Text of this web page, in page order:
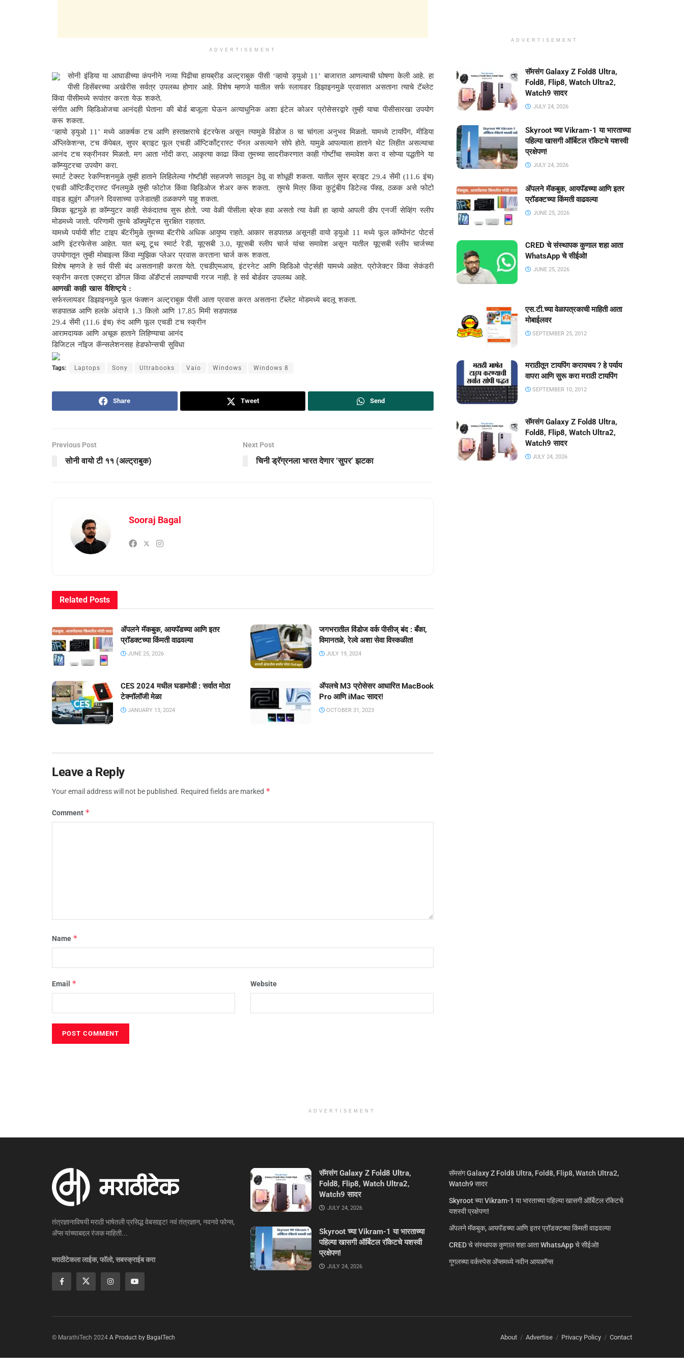
ADVERTISEMENT
सोनी इंडिया या आघाडीच्या कंपनीने नव्या पिढीचा हायब्रीड अल्ट्राबुक पीसी ‘व्हायो ड्युओ 11’ बाजारात आणल्याची घोषणा केली आहे. हा
पीसी डिसेंबरच्या अखेरीस सर्वत्र उपलब्ध होणार आहे. विशेष म्हणजे यातील सर्फ स्लायडर डिझाइनमुळे प्रवासात असताना त्याचे टॅब्लेट
किंवा पीसीमध्ये रूपांतर करता येऊ शकते.
संगीत आणि व्हिडिओजचा आनंदही घेताना की बोर्ड बाजूला घेऊन अत्याधुनिक अशा इंटेल कोअर प्रोसेसरद्वारे तुम्ही याचा पीसीसारखा उपयोग
करू शकता.
‘व्हायो ड्युओ 11’ मध्ये आकर्षक टच आणि हस्ताक्षराचे इंटरफेस असून त्यामुळे विंडोज 8 चा चांगला अनुभव मिळतो. यामध्ये टायपिंग, मीडिया
अ‍ॅप्लिकेशन्स, टच कॅपेबल, सुपर ब्राइट फूल एचडी ऑप्टिकाँट्रास्ट पॅनल असल्याने सोपे होते. यामुळे आपल्याला हाताने थेट लिहीत असल्याचा
आनंद टच स्क्रीनवर मिळतो. मग आता नोंदी करा, आकृत्या काढा किंवा तुमच्या सादरीकरणात काही गोष्टींचा समावेश करा व सोप्या पद्धतीने या
कॉम्प्युटरचा उपयोग करा.
स्मार्ट टेक्स्ट रेकग्निशनमुळे तुम्ही हाताने लिहिलेल्या गोष्टीही सहजपणे साठवून ठेवू वा शोधूही शकता. यातील सुपर ब्राइट 29.4 सेंमी (11.6 इंच)
एचडी ऑप्टिकॅँट्रास्ट पॅनलमुळे तुम्ही फोटोज किंवा व्हिडिओज शेअर करू शकता. तुमचे मित्र किंवा कुटुंबीय डिटेल्ड पॅक्ड, ठळक असे फोटो
वाइड ह्युइंग अँगलने दिवसाच्या उजेडातही ठळकपणे पाहू शकता.
क्विक बूटमुळे हा कॉम्प्युटर काही सेकंदातच सुरू होतो. ज्या वेळी पीसीला ब्रेक हवा असतो त्या वेळी हा व्हायो आपली डीप एनर्जी सेव्हिंग स्लीप
मोडमध्ये जातो. परिणामी तुमचे डॉक्युमेंट्स सुरक्षित राहतात.
यामध्ये पर्यायी शीट टाइप बॅटरीमुळे तुमच्या बॅटरीचे अधिक आयुष्य राहते. आकार सडपातळ असूनही वायो ड्युओ 11 मध्ये फूल कॉम्पोनंट पोटर्स
आणि इंटरफेसेस आहेत. यात ब्ल्यू टूथ स्मार्ट रेडी, यूएसबी 3.0, यूएसबी स्लीप चार्ज यांचा समावेश असून यातील यूएसबी स्लीप चार्जच्या
उपयोगातून तुम्ही मोबाइल्स किंवा म्युझिक प्लेअर प्रवास करताना चार्ज करू शकता.
विशेष म्हणजे हे सर्व पीसी बंद असतानाही करता येते. एचडीएमआय, इंटरनेट आणि व्हिडिओ पोर्ट्सही यामध्ये आहेत. प्रोजेक्टर किंवा सेकंडरी
स्क्रीन करता एक्स्ट्रा डोंगल किंवा अ‍ॅडॅप्टर्स लावण्याची गरज नाही. हे सर्व बोर्डवर उपलब्ध आहे.
आणखी काही खास वैशिष्ट्ये :
सर्फस्लायडर डिझाइनमुळे फूल फंक्शन अल्ट्राबुक पीसी आता प्रवास करत असताना टॅब्लेट मोडमध्ये बदलू शकता.
सडपातळ आणि हलके अंदाजे 1.3 किलो आणि 17.85 मिमी सडपातळ
29.4 सेंमी (11.6 इंच) रुंद आणि फूल एचडी टच स्क्रीन
आरामदायक आणि अचूक हाताने लिहिण्याचा आनंद
डिजिटल नॉइज कॅन्सलेशनसह हेडफोन्सची सुविधा
Tags: Laptops Sony Ultrabooks Vaio Windows Windows 8
Share Tweet Send
Previous Post
सोनी वायो टी ११ (अल्ट्राबुक)
Next Post
चिनी ड्रॅग्रनला भारत देणार ‘सुपर’ झटका
Sooraj Bagal
Related Posts
ॲपलने मॅकबुक, आयपॅडच्या आणि इतर
प्रॉडक्टच्या किंमती वाढवल्या
JUNE 25, 2026
जगभरातील विंडोज वर्क पीसीज् बंद : बँका,
विमानतळे, रेल्वे अशा सेवा विस्कळीत!
JULY 19, 2024
CES 2024 मधील घडामोडी : सर्वात मोठा
टेक्नॉलॉजी मेळा
JANUARY 13, 2024
ॲपलचे M3 प्रोसेसर आधारित MacBook
Pro आणि iMac सादर!
OCTOBER 31, 2023
Leave a Reply
Your email address will not be published. Required fields are marked *
Comment *
Name *
Email * Website
ADVERTISEMENT
सॅमसंग Galaxy Z Fold8 Ultra,
Fold8, Flip8, Watch Ultra2,
Watch9 सादर
JULY 24, 2026
Skyroot च्या Vikram-1 या भारताच्या
पहिल्या खासगी ऑर्बिटल रॉकेटचे यशस्वी
प्रक्षेपण!
JULY 24, 2026
ॲपलने मॅकबुक, आयपॅडच्या आणि इतर
प्रॉडक्टच्या किंमती वाढवल्या
JUNE 25, 2026
CRED चे संस्थापक कुणाल शहा आता
WhatsApp चे सीईओ!
JUNE 25, 2026
एस.टी.च्या वेळापत्रकाची माहिती आता
मोबाईलवर
SEPTEMBER 25, 2012
मराठीतून टायपिंग करायचय ? हे पर्याय
वापरा आणि सुरू करा मराठी टायपिंग
SEPTEMBER 10, 2012
सॅमसंग Galaxy Z Fold8 Ultra,
Fold8, Flip8, Watch Ultra2,
Watch9 सादर
JULY 24, 2026
ADVERTISEMENT
तंत्रज्ञानाविषयी मराठी भाषेतली प्रसिद्ध वेबसाइट! नवं तंत्रज्ञान, नवनवे फोन्स,
ॲप्स यांच्याबद्दल रंजक माहिती...
मराठीटेकला लाईक, फॉलो, सबस्क्राईब करा
सॅमसंग Galaxy Z Fold8 Ultra,
Fold8, Flip8, Watch Ultra2,
Watch9 सादर
JULY 24, 2026
Skyroot च्या Vikram-1 या भारताच्या
पहिल्या खासगी ऑर्बिटल रॉकेटचे यशस्वी
प्रक्षेपण!
JULY 24, 2026
सॅमसंग Galaxy Z Fold8 Ultra, Fold8, Flip8, Watch Ultra2,
Watch9 सादर
Skyroot च्या Vikram-1 या भारताच्या पहिल्या खासगी ऑर्बिटल रॉकेटचे
यशस्वी प्रक्षेपण!
ॲपलने मॅकबुक, आयपॅडच्या आणि इतर प्रॉडक्टच्या किंमती वाढवल्या
CRED चे संस्थापक कुणाल शहा आता WhatsApp चे सीईओ!
गूगलच्या वर्कस्पेस अ‍ॅप्समध्ये नवीन आयकॉन्स
About Advertise Privacy Policy Contact
© MarathiTech 2024 A Product by BagalTech